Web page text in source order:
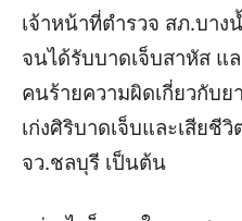
เจ้าหน้าที่ตำรวจ สภ.บาง
จนได้รับบาดเจ็บสาหัส แ
คนร้ายความผิดเกี่ยวกับ
เก่งศิริบาดเจ็บและเสียชี
จว.ชลบุรี เป็นต้น